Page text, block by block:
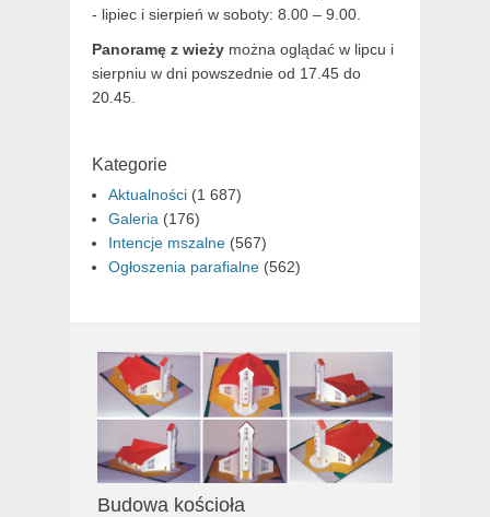
- lipiec i sierpień w soboty: 8.00 – 9.00.
Panoramę z wieży można oglądać w lipcu i
sierpniu w dni powszednie od 17.45 do
20.45.
Kategorie
Aktualności (1 687)
Galeria (176)
Intencje mszalne (567)
Ogłoszenia parafialne (562)
Budowa kościoła